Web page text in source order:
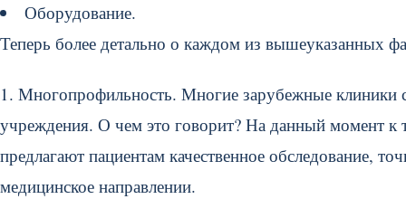
Оборудование.
Теперь более детально о каждом из вышеуказанных
1. Многопрофильность. Многие зарубежные клиники
учреждения. О чем это говорит? На данный момент к
предлагают пациентам качественное обследование,
медицинское направлении.